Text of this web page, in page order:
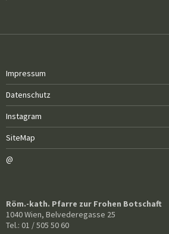
Impressum
Datenschutz
Instagram
SiteMap
@
Röm.-kath. Pfarre zur Frohen Botschaft
1040 Wien, Belvederegasse 25
Tel.: 01 / 505 50 60